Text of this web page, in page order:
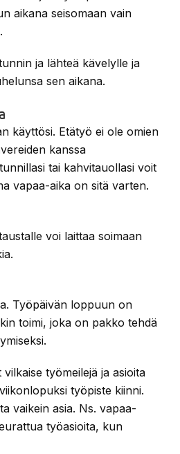
aikana seisomaan vain
ja lähteä kävelylle ja
sen aikana.
käyttösi. Etätyö ei ole omien
kanssa
tai kahvitauollasi voit
vapaa-aika on sitä varten.
voi laittaa soimaan
Työpäivän loppuun on
toimi, joka on pakko tehdä
työmeilejä ja asioita
työpiste kiinni.
vaikein asia. Ns. vapaa-
työasioita, kun